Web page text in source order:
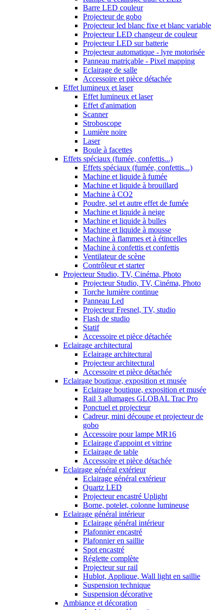
Barre LED couleur
Projecteur de gobo
Projecteur led blanc fixe et blanc variable
Projecteur LED changeur de couleur
Projecteur LED sur batterie
Projecteur automatique - lyre motorisée
Panneau matriçable - Pixel mapping
Eclairage de salle
Accessoire et pièce détachée
Effet lumineux et laser
Effet lumineux et laser
Effet d'animation
Scanner
Stroboscope
Lumière noire
Laser
Boule à facettes
Effets spéciaux (fumée, confettis...)
Effets spéciaux (fumée, confettis...)
Machine et liquide à fumée
Machine et liquide à brouillard
Machine à CO2
Poudre, sel et autre effet de fumée
Machine et liquide à neige
Machine et liquide à bulles
Machine et liquide à mousse
Machine à flammes et à étincelles
Machine à confettis et confettis
Ventilateur de scène
Contrôleur et starter
Projecteur Studio, TV, Cinéma, Photo
Projecteur Studio, TV, Cinéma, Photo
Torche lumière continue
Panneau Led
Projecteur Fresnel, TV, studio
Flash de studio
Statif
Accessoire et pièce détachée
Eclairage architectural
Eclairage architectural
Projecteur architectural
Accessoire et pièce détachée
Eclairage boutique, exposition et musée
Eclairage boutique, exposition et musée
Rail 3 allumages GLOBAL Trac Pro
Ponctuel et projecteur
Cadreur, mini découpe et projecteur de
gobo
Accessoire pour lampe MR16
Eclairage d'appoint et vitrine
Eclairage de table
Accessoire et pièce détachée
Eclairage général extérieur
Eclairage général extérieur
Quartz LED
Projecteur encastré Uplight
Borne, potelet, colonne lumineuse
Eclairage général intérieur
Eclairage général intérieur
Plafonnier encastré
Plafonnier en saillie
Spot encastré
Réglette complète
Projecteur sur rail
Hublot, Applique, Wall light en saillie
Suspension technique
Suspension décorative
Ambiance et décoration